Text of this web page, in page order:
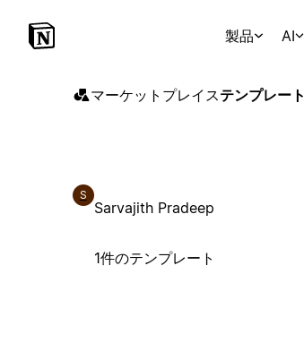
製品 AI
マーケットプレイステンプレート
S
Sarvajith Pradeep
1件のテンプレート